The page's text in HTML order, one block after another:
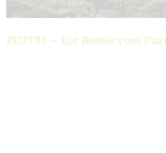
PIUT85 – Die Bestie vom